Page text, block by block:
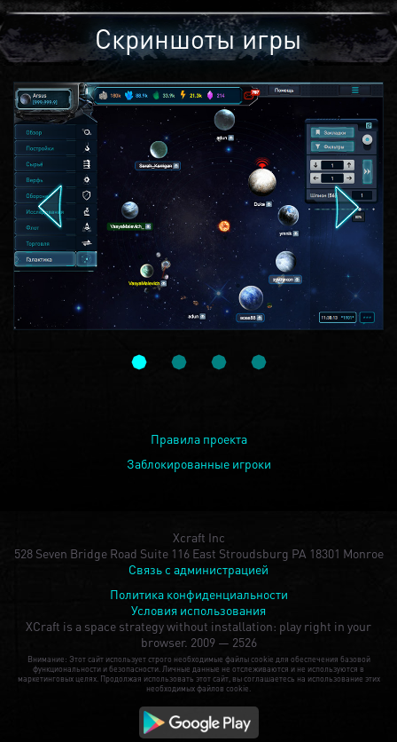
Скриншоты игры
Правила проекта
Заблокированные игроки
Xcraft Inc
528 Seven Bridge Road Suite 116 East Stroudsburg PA 18301 Monroe
Связь с администрацией
Политика конфиденциальности
Условия использования
XCraft is a space strategy without installation: play right in your
browser. 2009 — 2526
Внимание: Этот сайт использует строго необходимые файлы cookie для обеспечения базовой
функциональности и безопасности. Личные данные не отслеживаются и не используются в
маркетинговых целях. Продолжая использовать этот сайт, вы соглашаетесь на использование этих
необходимых файлов cookie.